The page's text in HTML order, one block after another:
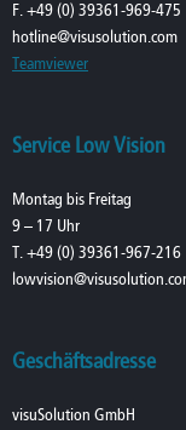
F. +49 (0) 39361-969-475
hotline@visusolution.com
Teamviewer
Service Low Vision
Montag bis Freitag
9 – 17 Uhr
T. +49 (0) 39361-967-216
Geschäftsadresse
visuSolution GmbH